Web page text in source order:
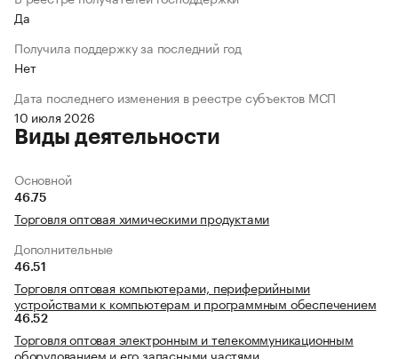
Да
Получила поддержку за последний год
Нет
Дата последнего изменения в реестре субъектов МСП
10 июля 2026
Виды деятельности
Основной
46.75
Торговля оптовая химическими продуктами
Дополнительные
46.51
Торговля оптовая компьютерами, периферийными
устройствами к компьютерам и программным обеспечением
46.52
Торговля оптовая электронным и телекоммуникационным
оборудованием и его запасными частями